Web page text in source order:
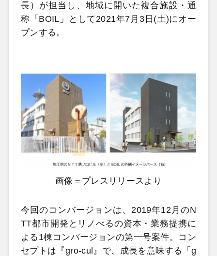
長）が担当し、地域に開いた複合施設・通
称「BOIL」として2021年7月3日(土)にオー
プンする。
画像＝プレスリリースより
今回のコンバージョンは、2019年12月のN
TT都市開発とリノべるの資本・業務提携に
よる1棟コンバージョンの第一号案件。コン
セプトは『gro-cul』で、成長を意味する「g